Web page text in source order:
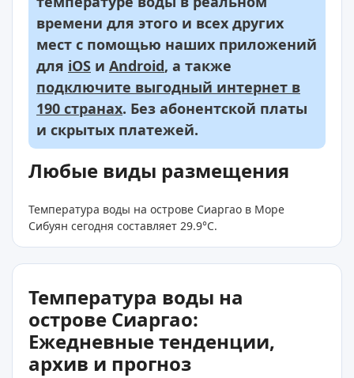
времени для этого и всех других
мест с помощью наших приложений
для iOS и Android, а также
подключите выгодный интернет в
190 странах. Без абонентской платы
и скрытых платежей.
Любые виды размещения
Температура воды на острове Сиаргао в Море
Сибуян сегодня составляет 29.9°C.
Температура воды на
острове Сиаргао:
Ежедневные тенденции,
архив и прогноз